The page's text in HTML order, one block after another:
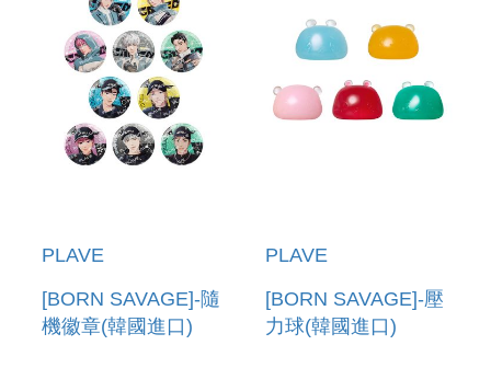
PLAVE
[BORN SAVAGE]-隨
機徽章(韓國進口)
PLAVE
[BORN SAVAGE]-壓
力球(韓國進口)